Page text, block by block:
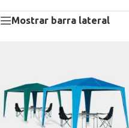
Mostrar barra lateral